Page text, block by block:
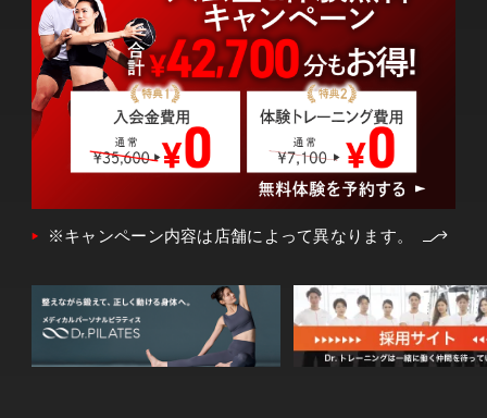
※キャンペーン内容は店舗によって異なります。